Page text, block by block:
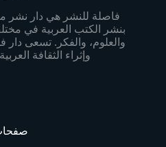
بنشر الكتب العربية في
والعلوم، والفكر. تسعى دار
وإثراء الثقافة